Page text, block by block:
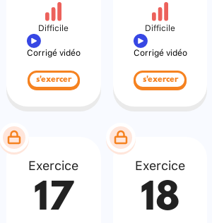
Difficile
Corrigé vidéo
s'exercer
Difficile
Corrigé vidéo
s'exercer
Exercice
17
Exercice
18